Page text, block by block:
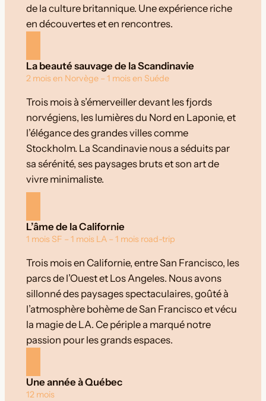
de la culture britannique. Une expérience riche
en découvertes et en rencontres.
La beauté sauvage de la Scandinavie
2 mois en Norvège – 1 mois en Suéde
Trois mois à s’émerveiller devant les fjords
norvégiens, les lumières du Nord en Laponie, et
l’élégance des grandes villes comme
Stockholm. La Scandinavie nous a séduits par
sa sérénité, ses paysages bruts et son art de
vivre minimaliste.
L’âme de la Californie
1 mois SF – 1 mois LA – 1 mois road-trip
Trois mois en Californie, entre San Francisco, les
parcs de l’Ouest et Los Angeles. Nous avons
sillonné des paysages spectaculaires, goûté à
l’atmosphère bohème de San Francisco et vécu
la magie de LA. Ce périple a marqué notre
passion pour les grands espaces.
Une année à Québec
12 mois